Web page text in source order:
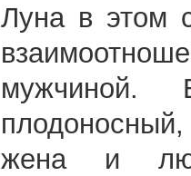
Луна в этом
жена и